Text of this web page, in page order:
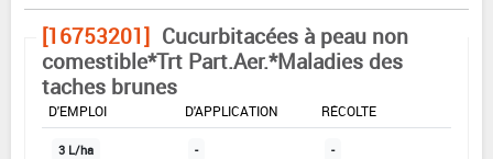
[16753201] Cucurbitacées à peau non
comestible*Trt Part.Aer.*Maladies des
taches brunes
DOSE MAX
D'EMPLOI
D'APPLICATION
RÉCOLTE
3 L/ha - -